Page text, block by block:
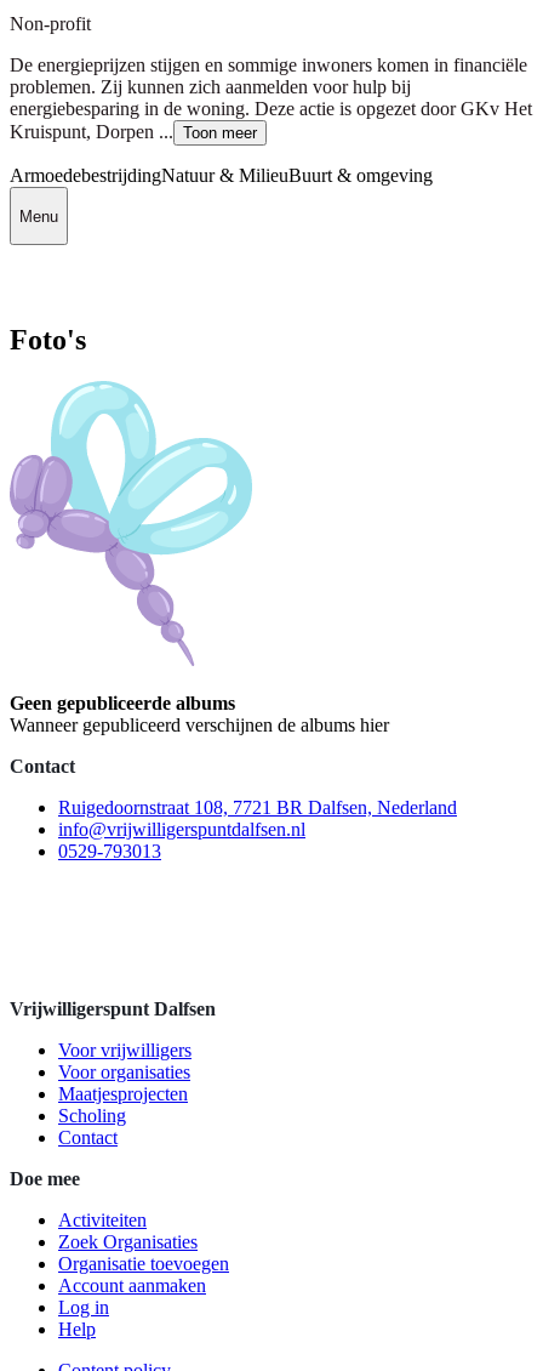
Non-profit
De energieprijzen stijgen en sommige inwoners komen in financiële
problemen. Zij kunnen zich aanmelden voor hulp bij
energiebesparing in de woning. Deze actie is opgezet door GKv Het
Kruispunt, Dorpen ... Toon meer
ArmoedebestrijdingNatuur & MilieuBuurt & omgeving
Menu
Foto's
Geen gepubliceerde albums
Wanneer gepubliceerd verschijnen de albums hier
Contact
Ruigedoornstraat 108, 7721 BR Dalfsen, Nederland
info@vrijwilligerspuntdalfsen.nl
0529-793013
Vrijwilligerspunt Dalfsen
Voor vrijwilligers
Voor organisaties
Maatjesprojecten
Scholing
Contact
Doe mee
Activiteiten
Zoek Organisaties
Organisatie toevoegen
Account aanmaken
Log in
Help